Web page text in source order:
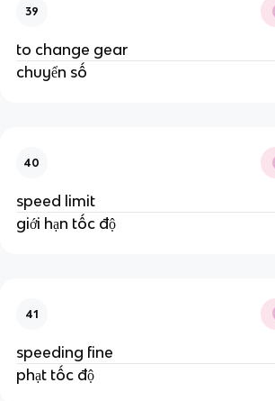
39
to change gear
chuyển số
40
speed limit
giới hạn tốc độ
41
speeding fine
phạt tốc độ